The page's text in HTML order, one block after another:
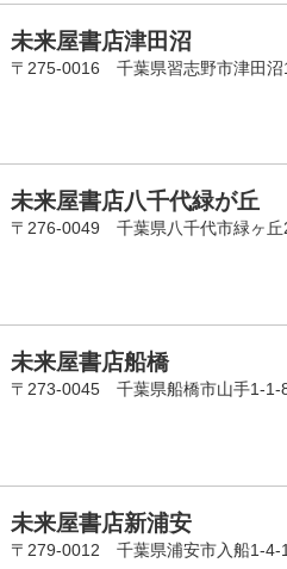
未来屋書店津田沼
〒275-0016 千葉県習志野市津田沼
未来屋書店八千代緑が丘
〒276-0049 千葉県八千代市緑ヶ丘
未来屋書店船橋
〒273-0045 千葉県船橋市山手1-1-
未来屋書店新浦安
〒279-0012 千葉県浦安市入船1-4-1